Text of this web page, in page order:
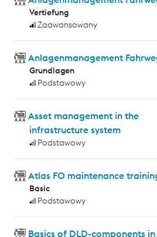
Vertiefung
Zaawansowany
Anlagenmanagement
Grundlagen
Podstawowy
Asset management in the
infrastructure system
Podstawowy
Atlas FO maintenance
Basic
Podstawowy
Basics of DLD-components in